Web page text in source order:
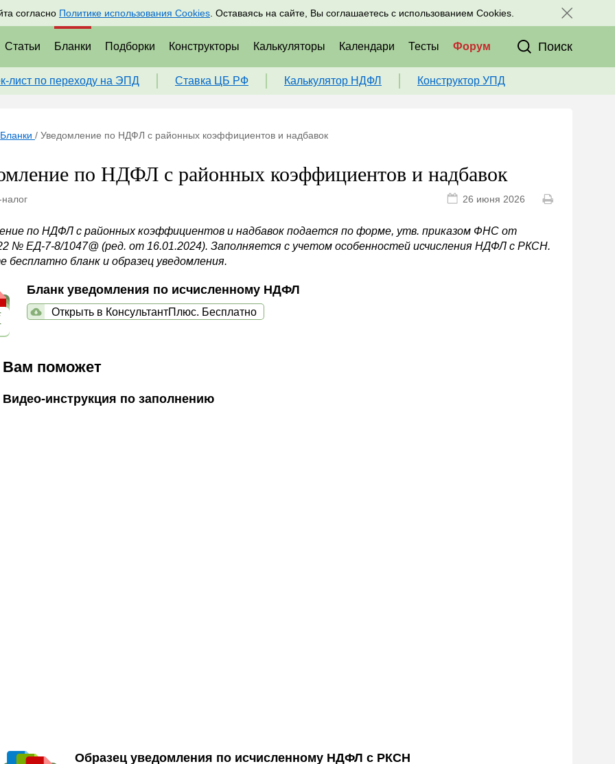
согласно Политике использования Cookies . Оставаясь на сайте, Вы соглашаетесь с использованием Cookies.
Подписаться Присоединяйтесь к нам в соц. сетях:
Статьи Бланки Подборки Конструкторы Калькуляторы Календари Тесты Форум Поиск
лист по переходу на ЭПД Ставка ЦБ РФ Калькулятор НДФЛ Конструктор УПД
Бланки / Уведомление по НДФЛ с районных коэффициентов и надбавок
по НДФЛ с районных коэффициентов и надбавок
26 июня 2026
по НДФЛ с районных коэффициентов и надбавок подается по форме, утв. приказом ФНС от
№ ЕД-7-8/1047@ (ред. от 16.01.2024). Заполняется с учетом особенностей исчисления НДФЛ с РКСН.
бесплатно бланк и образец уведомления.
Бланк уведомления по исчисленному НДФЛ
Открыть в КонсультантПлюс. Бесплатно
Вам поможет
Видео-инструкция по заполнению
Образец уведомления по исчисленному НДФЛ с РКСН